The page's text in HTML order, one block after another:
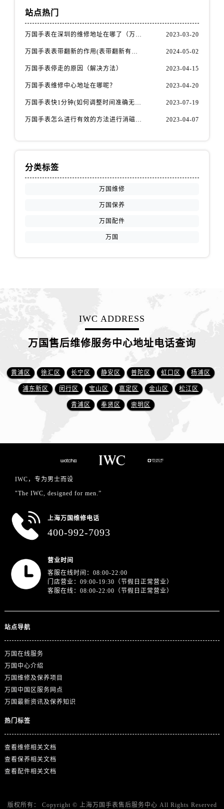
站点热门
万国手表在深圳的维修地址在哪了（万国手表如何更换表带） 2023-03-20
万国手表表带翻新的作用(表带翻新有什么用) 2024-05-02
万国手表停走的原因（解决方法） 2023-04-15
万国手表维修中心地址在哪呢？ 2023-04-20
万国手表快1分钟(如何调整时间准确无误) 2023-07-19
万国手表怎么进行有效的方法进行消磁呢(机械手表消磁) 2023-04-07
分类标签
万国维修
万国保养
万国配件
万国
IWC ADDRESS
万国售后维修服务中心地址电话查询
黄浦区 徐汇区 长宁区 静安区 普陀区 虹口区 杨浦区
浦东新区 闵行区 宝山区 嘉定区 金山区 松江区
青浦区 奉贤区 崇明区
IWC，专为男士而设
"The IWC, designed for men.”
上海万国维修电话
400-992-7093
营业时间
客服在线时间：08:00-22:00
门店营业：09:00-19:30（节假日正常营业）
客服在线：08:00-22:00（节假日正常营业）
站点导航
万国在线服务
万国中心介绍
万国维修及保养项目
万国中国区服务网点
万国最新资讯及保养知识
热门标签
查看维修相关文档
查看保养相关文档
查看配件相关文档
版权所有： Copyright © 上海万国手表售后服务中心 All Rights Reserved